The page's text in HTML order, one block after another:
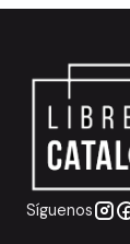
Síguenos